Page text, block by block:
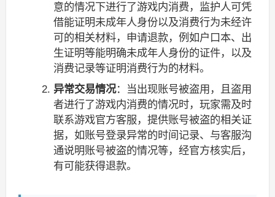
意的情况下进行了游戏内消费，监护人可凭
借能证明未成年人身份以及消费行为未经许
可的相关材料，申请退款，例如户口本、出
生证明等能明确未成年人身份的证件，以及
消费记录等证明消费行为的材料。
异常交易情况：当出现账号被盗用，且盗用
者进行了游戏内消费的情况时，玩家需及时
联系游戏官方客服，提供账号被盗的相关证
据，如账号登录异常的时间记录、与客服沟
通说明账号被盗的情况等，经官方核实后，
有可能获得退款。